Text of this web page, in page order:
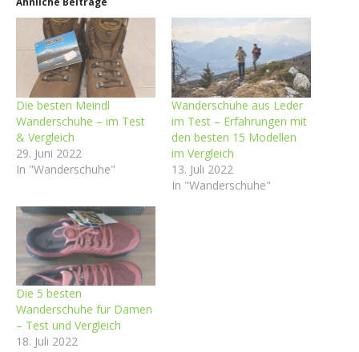
Die besten Meindl
Wanderschuhe – im Test
& Vergleich
29. Juni 2022
In "Wanderschuhe"
Wanderschuhe aus Leder
im Test – Erfahrungen mit
den besten 15 Modellen
im Vergleich
13. Juli 2022
In "Wanderschuhe"
Die 5 besten
Wanderschuhe für Damen
– Test und Vergleich
18. Juli 2022